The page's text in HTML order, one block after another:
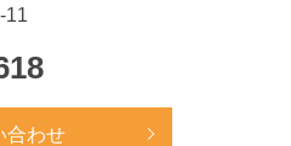
11
合わせ